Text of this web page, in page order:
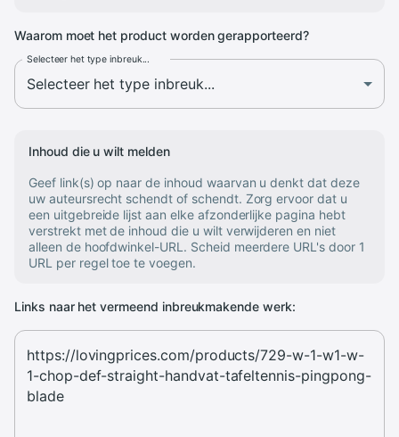
Waarom moet het product worden gerapporteerd?
Selecteer het type inbreuk...
Inhoud die u wilt melden
Geef link(s) op naar de inhoud waarvan u denkt dat deze
uw auteursrecht schendt of schendt. Zorg ervoor dat u
een uitgebreide lijst aan elke afzonderlijke pagina hebt
verstrekt met de inhoud die u wilt verwijderen en niet
alleen de hoofdwinkel-URL. Scheid meerdere URL's door 1
URL per regel toe te voegen.
Links naar het vermeend inbreukmakende werk: